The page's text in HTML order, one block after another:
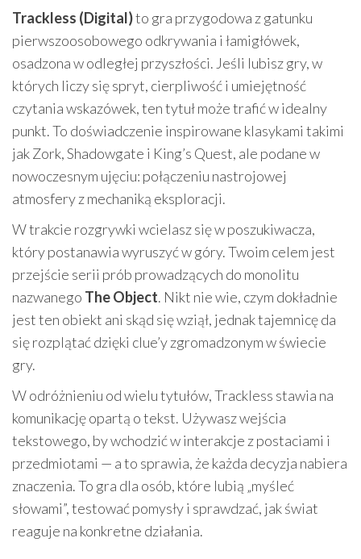
Trackless (Digital)to gra przygodowa z gatunku
pierwszoosobowego odkrywania i łamigłówek,
osadzona w odległej przyszłości. Jeśli lubisz gry, w
których liczy się spryt, cierpliwość i umiejętność
czytania wskazówek, ten tytuł może trafić w idealny
punkt. To doświadczenie inspirowane klasykami takimi
jak Zork, Shadowgate i King’s Quest, ale podane w
nowoczesnym ujęciu: połączeniu nastrojowej
atmosfery z mechaniką eksploracji.
W trakcie rozgrywki wcielasz się w poszukiwacza,
który postanawia wyruszyć w góry. Twoim celem jest
przejście serii prób prowadzących do monolitu
nazwanego The Object. Nikt nie wie, czym dokładnie
jest ten obiekt ani skąd się wziął, jednak tajemnicę da
się rozplątać dzięki clue’y zgromadzonym w świecie
gry.
W odróżnieniu od wielu tytułów, Trackless stawia na
komunikację opartą o tekst. Używasz wejścia
tekstowego, by wchodzić w interakcje z postaciami i
przedmiotami — a to sprawia, że każda decyzja nabiera
znaczenia. To gra dla osób, które lubią „myśleć
słowami”, testować pomysły i sprawdzać, jak świat
reaguje na konkretne działania.